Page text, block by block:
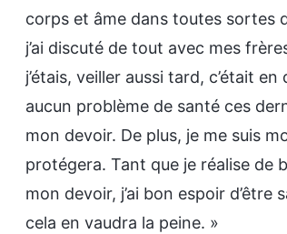
corps et âme dans toutes sortes
j’ai discuté de tout avec mes
j’étais, veiller aussi tard, c’était
aucun problème de santé ces
mon devoir. De plus, je me suis
protégera. Tant que je réalise de
mon devoir, j’ai bon espoir
cela en vaudra la peine. »